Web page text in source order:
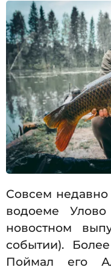
Совсем
водоеме
новостном
событии).
Поймал его